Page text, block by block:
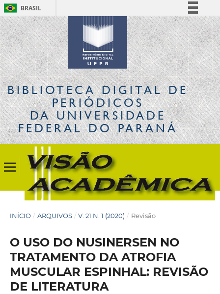
BRASIL
Simplifique!
Comunica BR
Participe
Acesso à informação
Legislação
Canais
BIBLIOTECA DIGITALDE
PERIÓDICOS
DA UNIVERSIDADE
FEDERAL DO PARANÁ
INÍCIO / ARQUIVOS / V. 21 N. 1 (2020) / Revisão
O USO DO NUSINERSEN NO
TRATAMENTO DA ATROFIA
MUSCULAR ESPINHAL: REVISÃO
DE LITERATURA